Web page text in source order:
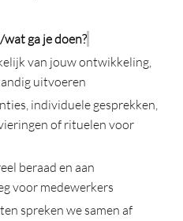
ga je doen?
van jouw ontwikkeling,
uitvoeren
individuele gesprekken,
of rituelen voor
beraad en aan
voor medewerkers
spreken we samen af